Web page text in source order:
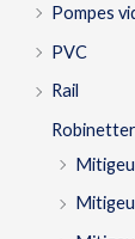
Pompes
PVC
Rail